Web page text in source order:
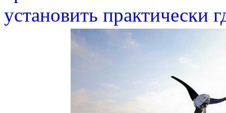
установить практически